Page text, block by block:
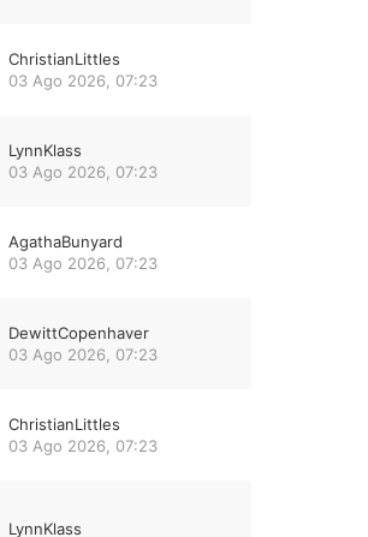
ChristianLittles
03 Ago 2026, 07:23
LynnKlass
03 Ago 2026, 07:23
AgathaBunyard
03 Ago 2026, 07:23
DewittCopenhaver
03 Ago 2026, 07:23
ChristianLittles
03 Ago 2026, 07:23
LynnKlass